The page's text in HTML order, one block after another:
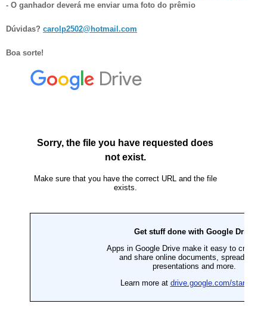
- O ganhador deverá me enviar uma foto do prêmio
Dúvidas? carolp2502@hotmail.com
Boa sorte!